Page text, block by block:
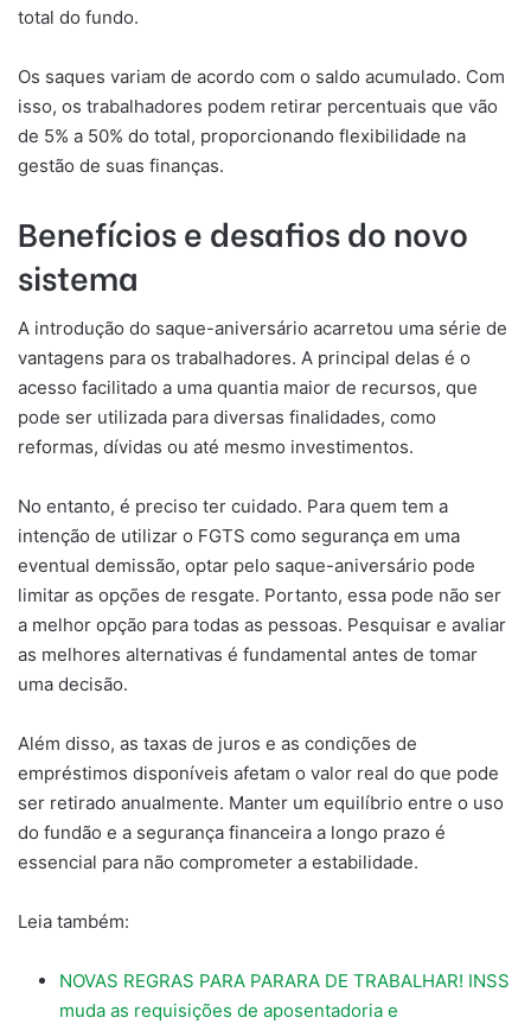
total do fundo.
Os saques variam de acordo com o saldo acumulado. Com
isso, os trabalhadores podem retirar percentuais que vão
de 5% a 50% do total, proporcionando flexibilidade na
gestão de suas finanças.
Benefícios e desafios do novo
sistema
A introdução do saque-aniversário acarretou uma série de
vantagens para os trabalhadores. A principal delas é o
acesso facilitado a uma quantia maior de recursos, que
pode ser utilizada para diversas finalidades, como
reformas, dívidas ou até mesmo investimentos.
No entanto, é preciso ter cuidado. Para quem tem a
intenção de utilizar o FGTS como segurança em uma
eventual demissão, optar pelo saque-aniversário pode
limitar as opções de resgate. Portanto, essa pode não ser
a melhor opção para todas as pessoas. Pesquisar e avaliar
as melhores alternativas é fundamental antes de tomar
uma decisão.
Além disso, as taxas de juros e as condições de
empréstimos disponíveis afetam o valor real do que pode
ser retirado anualmente. Manter um equilíbrio entre o uso
do fundão e a segurança financeira a longo prazo é
essencial para não comprometer a estabilidade.
Leia também:
NOVAS REGRAS PARA PARARA DE TRABALHAR! INSS
muda as requisições de aposentadoria e